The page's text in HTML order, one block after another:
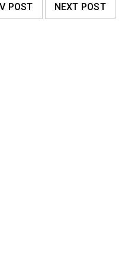
POST NEXT POST